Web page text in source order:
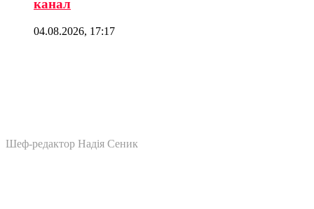
канал
04.08.2026, 17:17
Шеф-редактор Надія Сеник